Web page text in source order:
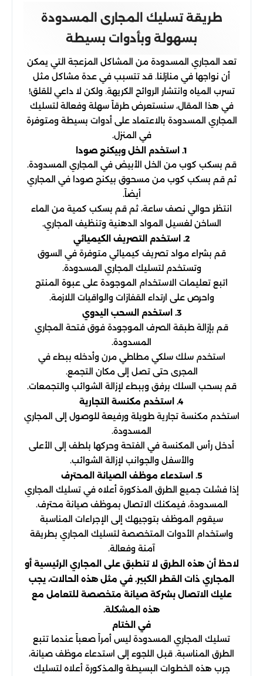
طريقة تسليك المجارى المسدودة
بسهولة وبأدوات بسيطة
تعد المجاري المسدودة من المشاكل المزعجة التي يمكن
أن نواجها في منازلنا. قد تتسبب في عدة مشاكل مثل
تسرب المياه وانتشار الروائح الكريهة. ولكن لا داعي للقلق!
في هذا المقال، سنستعرض طرقاً سهلة وفعالة لتسليك
المجاري المسدودة بالاعتماد على أدوات بسيطة ومتوفرة
في المنزل.
1. استخدم الخل وبيكنج صودا
قم بسكب كوب من الخل الأبيض في المجاري المسدودة.
ثم قم بسكب كوب من مسحوق بيكنج صودا في المجاري
أيضاً.
انتظر حوالي نصف ساعة، ثم قم بسكب كمية من الماء
الساخن لغسيل المواد الدهنية وتنظيف المجاري.
2. استخدم التصريف الكيميائي
قم بشراء مواد تصريف كيميائي متوفرة في السوق
وتستخدم لتسليك المجاري المسدودة.
اتبع تعليمات الاستخدام الموجودة على عبوة المنتج
واحرص على ارتداء القفازات والواقيات اللازمة.
3. استخدم السحب اليدوي
قم بإزالة طبقة الصرف الموجودة فوق فتحة المجاري
المسدودة.
استخدم سلك سلكي مطاطي مرن وأدخله ببطء في
المجرى حتى تصل إلى مكان التجمع.
قم بسحب السلك برفق وببطء لإزالة الشوائب والتجمعات.
4. استخدم مكنسة التجارية
استخدم مكنسة تجارية طويلة ورفيعة للوصول إلى المجاري
المسدودة.
أدخل رأس المكنسة في الفتحة وحركها بلطف إلى الأعلى
والأسفل والجوانب لإزالة الشوائب.
5. استدعاء موظف الصيانة المحترف
إذا فشلت جميع الطرق المذكورة أعلاه في تسليك المجاري
المسدودة، فيمكنك الاتصال بموظف صيانة محترف.
سيقوم الموظف بتوجيهك إلى الإجراءات المناسبة
واستخدام الأدوات المتخصصة لتسليك المجاري بطريقة
آمنة وفعالة.
لاحظ أن هذه الطرق لا تنطبق على المجاري الرئيسية أو
المجاري ذات القطر الكبير. في مثل هذه الحالات، يجب
عليك الاتصال بشركة صيانة متخصصة للتعامل مع
هذه المشكلة.
في الختام
تسليك المجاري المسدودة ليس أمراً صعباً عندما تتبع
الطرق المناسبة. قبل اللجوء إلى استدعاء موظف صيانة،
جرب هذه الخطوات البسيطة والمذكورة أعلاه لتسليك